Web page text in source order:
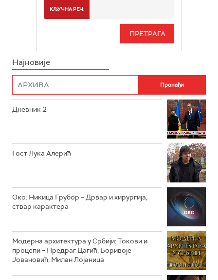
РТС 3
ИНФО
КЉУЧНА РЕЧ:
Најновије
Дневник 2
Гост Лука Алерић
Око: Никица Грубор – Дрвар и хирургија,
ствар карактера
Модерна архитектура у Србији: Токови и
процепи – Предраг Цагић, Боривоје
Јовановић, Милан Лојаница